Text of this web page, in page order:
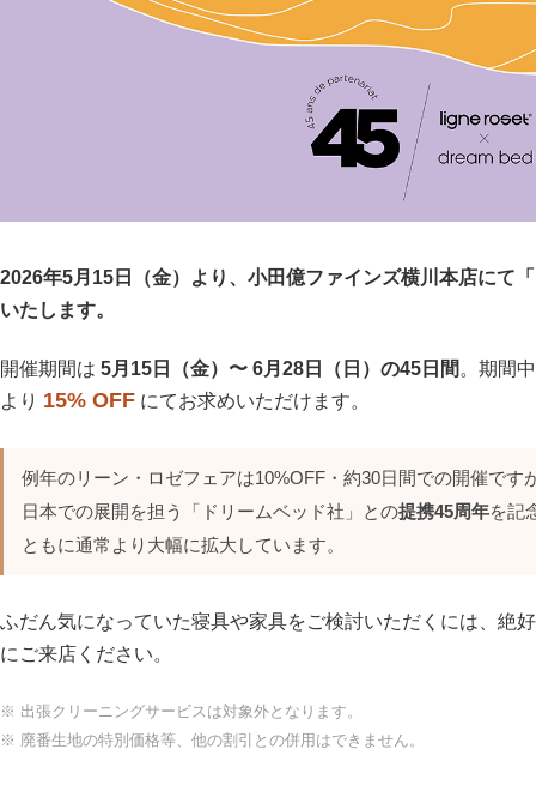
2026年5月15日（金）より、小田億ファインズ横川本店にて
いたします。
開催期間は 5月15日（金）〜 6月28日（日）の45日間 。期間
より 15% OFF にてお求めいただけます。
例年のリーン・ロゼフェアは10%OFF・約30日間での開催です
日本での展開を担う「ドリームベッド社」との提携45周年を記
ともに通常より大幅に拡大しています。
ふだん気になっていた寝具や家具をご検討いただくには、絶
にご来店ください。
※ 出張クリーニングサービスは対象外となります。
※ 廃番生地の特別価格等、他の割引との併用はできません。